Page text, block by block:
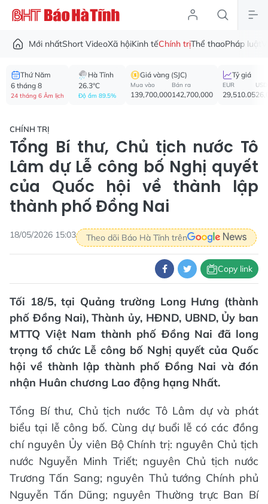
Mới nhấtShort VideoXã hộiKinh tếChính trịThể thaoPháp luật
Thứ Năm
6 tháng 8
24 tháng 6 Âm lịch
Hà Tĩnh
26.3°C
Độ ẩm 89.5%
Giá vàng (SJC)
Mua vào
139,700,000
Bán ra
142,700,000
Tỷ giá
EUR
29,510.05
USD
CHÍNH TRỊ
Tổng Bí thư, Chủ tịch nước Tô
Lâm dự Lễ công bố Nghị quyết
của Quốc hội về thành lập
thành phố Đồng Nai
18/05/2026 15:03 Theo dõi Báo Hà Tĩnh trên
Copy link
Tối 18/5, tại Quảng trường Long Hưng (thành
phố Đồng Nai), Thành ủy, HĐND, UBND, Ủy ban
MTTQ Việt Nam thành phố Đồng Nai đã long
trọng tổ chức Lễ công bố Nghị quyết của Quốc
hội về thành lập thành phố Đồng Nai và đón
nhận Huân chương Lao động hạng Nhất.
Tổng Bí thư, Chủ tịch nước Tô Lâm dự và phát
biểu tại lễ công bố. Cùng dự buổi lễ có các đồng
chí nguyên Ủy viên Bộ Chính trị: nguyên Chủ tịch
nước Nguyễn Minh Triết; nguyên Chủ tịch nước
Trương Tấn Sang; nguyên Thủ tướng Chính phủ
Nguyễn Tấn Dũng; nguyên Thường trực Ban Bí